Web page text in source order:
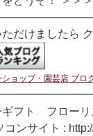
ただけましたら
ショップ・園芸店 ブロ
ギフト フロー
コンサイト :